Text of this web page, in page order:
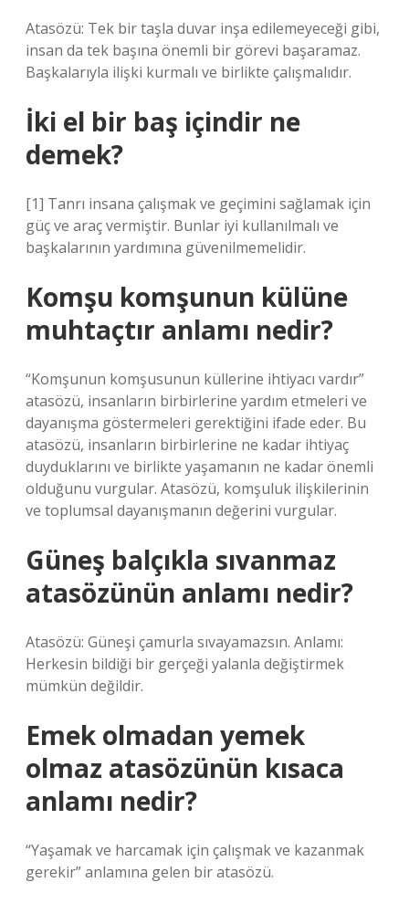
Atasözü: Tek bir taşla duvar inşa edilemeyeceği gibi,
insan da tek başına önemli bir görevi başaramaz.
Başkalarıyla ilişki kurmalı ve birlikte çalışmalıdır.
İki el bir baş içindir ne
demek?
[1] Tanrı insana çalışmak ve geçimini sağlamak için
güç ve araç vermiştir. Bunlar iyi kullanılmalı ve
başkalarının yardımına güvenilmemelidir.
Komşu komşunun külüne
muhtaçtır anlamı nedir?
“Komşunun komşusunun küllerine ihtiyacı vardır”
atasözü, insanların birbirlerine yardım etmeleri ve
dayanışma göstermeleri gerektiğini ifade eder. Bu
atasözü, insanların birbirlerine ne kadar ihtiyaç
duyduklarını ve birlikte yaşamanın ne kadar önemli
olduğunu vurgular. Atasözü, komşuluk ilişkilerinin
ve toplumsal dayanışmanın değerini vurgular.
Güneş balçıkla sıvanmaz
atasözünün anlamı nedir?
Atasözü: Güneşi çamurla sıvayamazsın. Anlamı:
Herkesin bildiği bir gerçeği yalanla değiştirmek
mümkün değildir.
Emek olmadan yemek
olmaz atasözünün kısaca
anlamı nedir?
“Yaşamak ve harcamak için çalışmak ve kazanmak
gerekir” anlamına gelen bir atasözü.